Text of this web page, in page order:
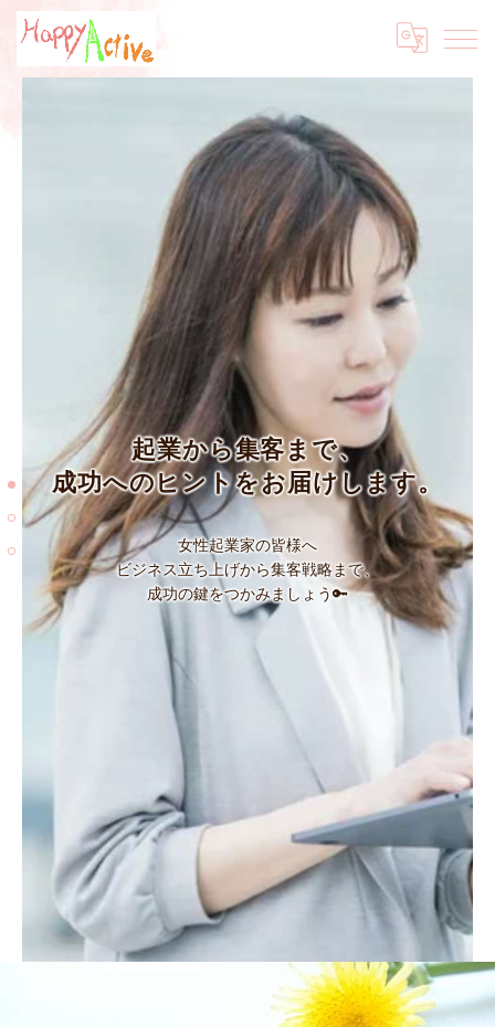
起業から集客まで、
成功へのヒントをお届けします。
女性起業家の皆様へ
ビジネス立ち上げから集客戦略まで、
成功の鍵をつかみましょう🔑